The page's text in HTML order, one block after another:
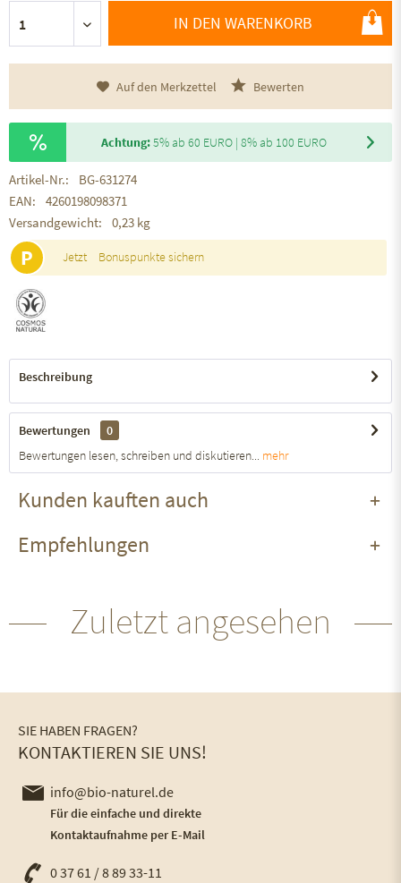
IN DEN WARENKORB
Auf den Merkzettel Bewerten
Achtung:5% ab 60 EURO | 8% ab 100 EURO
Artikel-Nr.:
BG-631274
EAN:
4260198098371
Versandgewicht:
0,23 kg
P Jetzt Bonuspunkte sichern
Beschreibung
Bewertungen
0
Bewertungen lesen, schreiben und diskutieren... mehr
Kunden kauften auch
Empfehlungen
Zuletzt angesehen
SIE HABEN FRAGEN?
KONTAKTIEREN SIE UNS!
info@bio-naturel.de
Für die einfache und direkte
Kontaktaufnahme per E-Mail
0 37 61 / 8 89 33-11